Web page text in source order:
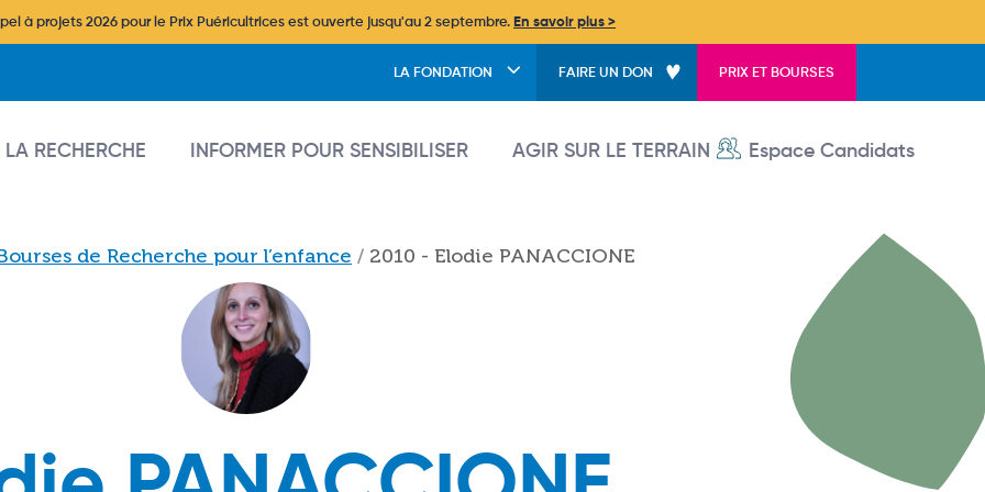
à projets 2026 pour le Prix Puéricultrices est ouverte jusqu'au 2 septembre. En savoir plus >
LA FONDATION FAIRE UN DON PRIX ET BOURSES
LA RECHERCHE INFORMER POUR SENSIBILISER AGIR SUR LE TERRAIN User account menu
Espace Candidats
de Recherche pour l’enfance 2010 - Elodie PANACCIONE